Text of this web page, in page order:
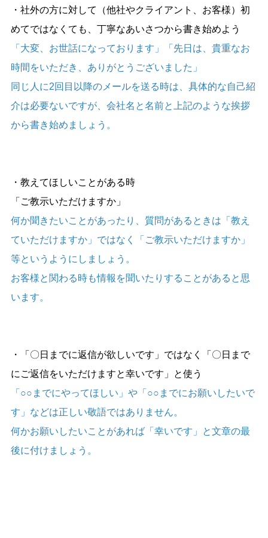
・社外の方に対して（他社やクライアント、お客様）初
めてではなくても、丁寧なあいさつから書き始めよう
「大変、お世話になっております」「先日は、貴重なお
時間をいただき、ありがとうございました」
同じ人に2回目以降のメールを送る時は、具体的な自己紹
介は必要ないですが、会社名と名前と上記のような挨拶
から書き始めましょう。
・教えてほしいことがある時
「ご教示いただけますか」
何か聞きたいことがあったり、質問があるときは「教え
ていただけますか」ではなく「ご教示いただけますか」
等というようにしましょう。
お客様と関わる時も情報を聞いたりすることがあると思
います。
・「〇日までに返信が欲しいです」ではなく「〇日まで
にご返信をいただけますと幸いです」と使う
「○○までにやってほしい」や「○○までにお願いしたいで
す」などは正しい敬語ではありません。
何かお願いしたいことがあれば「幸いです」と文章の最
後に付けましょう。